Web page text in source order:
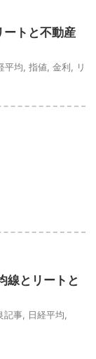
ートと不動産
平均 指値 金利
リ
線とリートと
記事 日経平均